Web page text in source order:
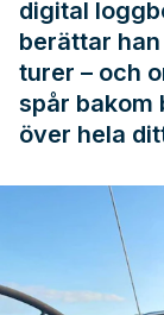
digital
berättar
turer – och
spår bakom
över hela